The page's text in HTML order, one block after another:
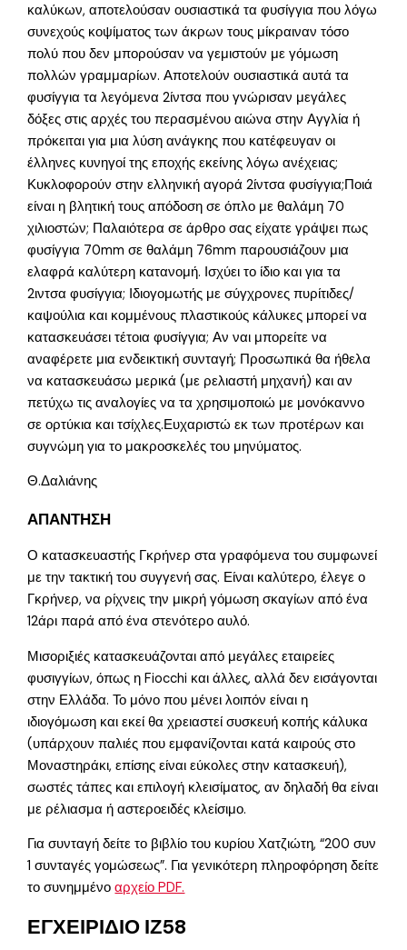
καλύκων, αποτελούσαν ουσιαστικά τα φυσίγγια που λόγω
συνεχούς κοψίματος των άκρων τους μίκραιναν τόσο
πολύ που δεν μπορούσαν να γεμιστούν με γόμωση
πολλών γραμμαρίων. Αποτελούν ουσιαστικά αυτά τα
φυσίγγια τα λεγόμενα 2ίντσα που γνώρισαν μεγάλες
δόξες στις αρχές του περασμένου αιώνα στην Αγγλία ή
πρόκειται για μια λύση ανάγκης που κατέφευγαν οι
έλληνες κυνηγοί της εποχής εκείνης λόγω ανέχειας;
Κυκλοφορούν στην ελληνική αγορά 2ίντσα φυσίγγια;Ποιά
είναι η βλητική τους απόδοση σε όπλο με θαλάμη 70
χιλιοστών; Παλαιότερα σε άρθρο σας είχατε γράψει πως
φυσίγγια 70mm σε θαλάμη 76mm παρουσιάζουν μια
ελαφρά καλύτερη κατανομή. Ισχύει το ίδιο και για τα
2ιντσα φυσίγγια; Ιδιογομωτής με σύγχρονες πυρίτιδες/
καψούλια και κομμένους πλαστικούς κάλυκες μπορεί να
κατασκευάσει τέτοια φυσίγγια; Αν ναι μπορείτε να
αναφέρετε μια ενδεικτική συνταγή; Προσωπικά θα ήθελα
να κατασκευάσω μερικά (με ρελιαστή μηχανή) και αν
πετύχω τις αναλογίες να τα χρησιμοποιώ με μονόκαννο
σε ορτύκια και τσίχλες.Ευχαριστώ εκ των προτέρων και
συγνώμη για το μακροσκελές του μηνύματος.
Θ.Δαλιάνης
ΑΠΑΝΤΗΣΗ
Ο κατασκευαστής Γκρήνερ στα γραφόμενα του συμφωνεί
με την τακτική του συγγενή σας. Είναι καλύτερο, έλεγε ο
Γκρήνερ, να ρίχνεις την μικρή γόμωση σκαγίων από ένα
12άρι παρά από ένα στενότερο αυλό.
Μισοριξιές κατασκευάζονται από μεγάλες εταιρείες
φυσιγγίων, όπως η Fiocchi και άλλες, αλλά δεν εισάγονται
στην Ελλάδα. Το μόνο που μένει λοιπόν είναι η
ιδιογόμωση και εκεί θα χρειαστεί συσκευή κοπής κάλυκα
(υπάρχουν παλιές που εμφανίζονται κατά καιρούς στο
Μοναστηράκι, επίσης είναι εύκολες στην κατασκευή),
σωστές τάπες και επιλογή κλεισίματος, αν δηλαδή θα είναι
με ρέλιασμα ή αστεροειδές κλείσιμο.
Για συνταγή δείτε το βιβλίο του κυρίου Χατζιώτη, “200 συν
1 συνταγές γομώσεως”. Για γενικότερη πληροφόρηση δείτε
το συνημμένοαρχείο PDF.
ΕΓΧΕΙΡΙΔΙΟ ΙΖ58